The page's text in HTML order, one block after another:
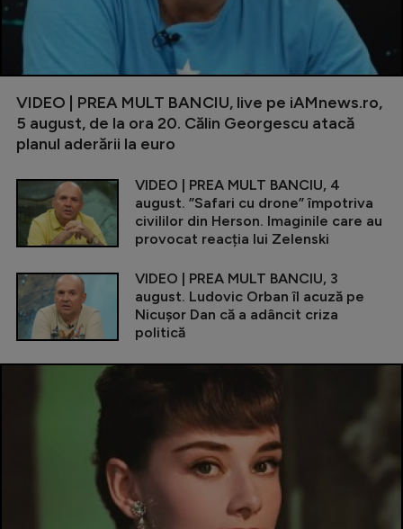
VIDEO | PREA MULT BANCIU, live pe iAMnews.ro,
5 august, de la ora 20. Călin Georgescu atacă
planul aderării la euro
VIDEO | PREA MULT BANCIU, 4
august. ”Safari cu drone” împotriva
civililor din Herson. Imaginile care au
provocat reacția lui Zelenski
VIDEO | PREA MULT BANCIU, 3
august. Ludovic Orban îl acuză pe
Nicușor Dan că a adâncit criza
politică